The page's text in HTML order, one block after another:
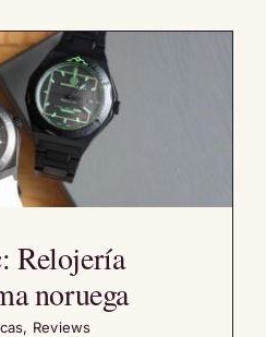
Relojería
noruega
, Reviews